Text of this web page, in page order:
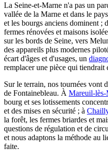
La Seine-et-Marne n'a pas un
vallée de la Marne et dans le
et les bourgs anciens dominent ;
fermes rénovées et maisons
sur les bords de Seine, vers
des appareils plus modernes
écart d'âges et d'usages, un
remplacer une pièce qui tiendrait
Sur le terrain, nos tournées vont
de Fontainebleau. À Mareuil-lès-
bourg et ses lotissements
et des mises en sécurité ; à
la forêt, les fermes briardes et
questions de régulation et de
et nous adaptons la méthode au
faite.